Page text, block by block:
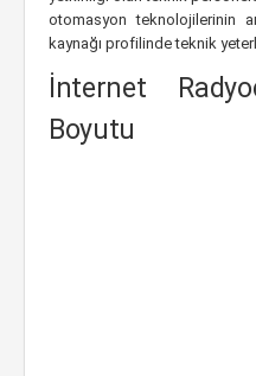
otomasyon teknolojilerinin
kaynağı profilinde teknik
İnternet
Boyutu